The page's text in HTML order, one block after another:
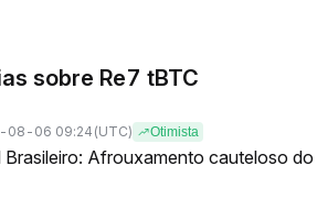
sobre Re7 tBTC
08-06 09:24 (UTC) Otimista
Brasileiro: Afrouxamento cauteloso